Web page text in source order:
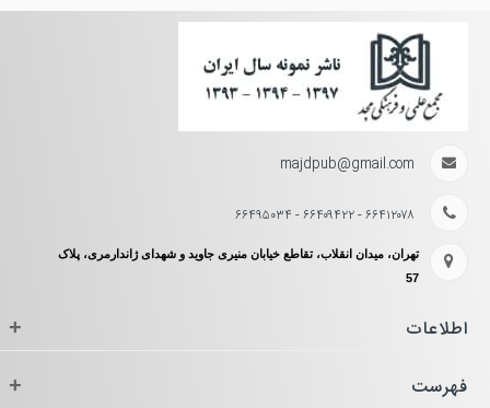
majdpub@gmail.com
۶۶۴۱۲۰۷۸ - ۶۶۴۰۹۴۲۲ - ۶۶۴۹۵۰۳۴
تهران، میدان انقلاب، تقاطع خیابان منیری جاوید و شهدای ژاندارمری، پلاک
57
اطلاعات +
فهرست +